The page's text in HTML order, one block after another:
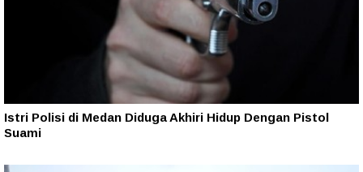
Istri Polisi di Medan Diduga Akhiri Hidup Dengan Pistol
Suami